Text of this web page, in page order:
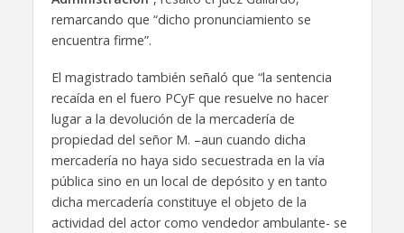
remarcando que “dicho pronunciamiento se
encuentra firme”.
El magistrado también señaló que “la sentencia
recaída en el fuero PCyF que resuelve no hacer
lugar a la devolución de la mercadería de
propiedad del señor M. –aun cuando dicha
mercadería no haya sido secuestrada en la vía
pública sino en un local de depósito y en tanto
dicha mercadería constituye el objeto de la
actividad del actor como vendedor ambulante- se